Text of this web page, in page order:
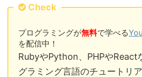
Check
プログラミングが無料で学べる
を配信中！
RubyやPython、PHPやReact
グラミング言語のチュートリ